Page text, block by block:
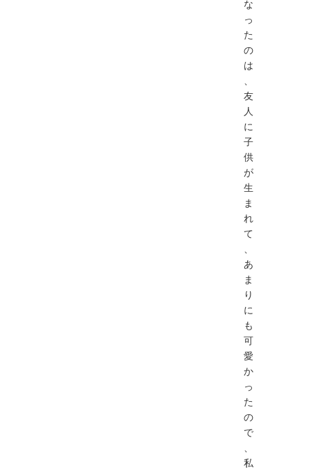
な
っ
た
の
は
、
友
人
に
子
供
が
生
ま
れ
て
、
あ
ま
り
に
も
可
愛
か
っ
た
の
で
、
私